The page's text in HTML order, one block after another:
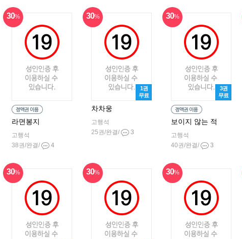
30%
라면봉지
고행석
38권/완결/
4
30%
1권
무료
차차웅
고행석
25권/완결/
3
30%
3권
무료
보이지 않는 적
고행석
40권/완결/
3
30% 30% 30%